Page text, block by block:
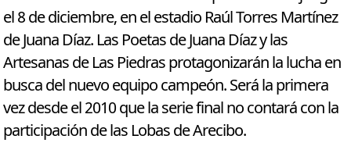
el 8 de diciembre, en el estadio Raúl Torres Martínez
de Juana Díaz. Las Poetas de Juana Díaz y las
Artesanas de Las Piedras protagonizarán la lucha en
busca del nuevo equipo campeón. Será la primera
vez desde el 2010 que la serie final no contará con la
participación de las Lobas de Arecibo.